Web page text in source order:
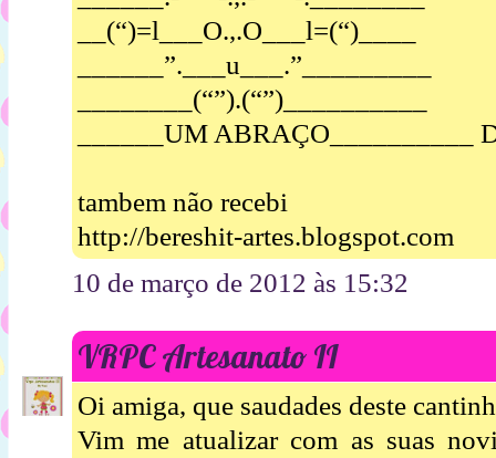
__(“)=l___O.,.O___l=(“)____
______”.___u___.”_________
________(“”).(“”)__________
______UM ABRAÇO__________
tambem não recebi
http://bereshit-artes.blogspot.com
10 de março de 2012 às 15:32
VRPC Artesanato II
Oi amiga, que saudades deste
Vim me atualizar com as suas